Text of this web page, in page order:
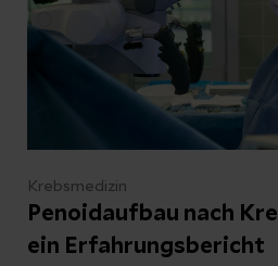
Krebsmedizin
Penoidaufbau nach
ein Erfahrungsbericht